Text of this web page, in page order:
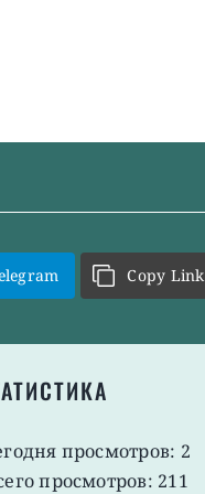
Copy Link
просмотров: 2
просмотров: 211